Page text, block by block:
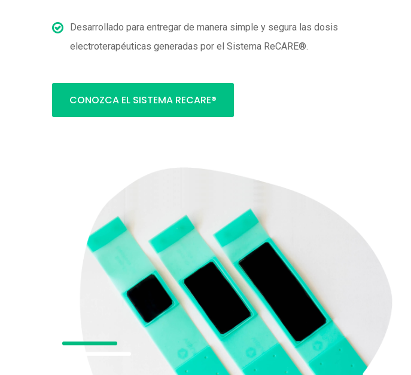
Desarrollado para entregar de manera simple y segura las dosis
electroterapéuticas generadas por el Sistema ReCARE®.
CONOZCA EL SISTEMA RECARE®